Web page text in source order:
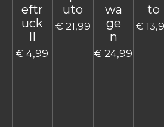
eftr
uck
€ 4,99
uto
€ 21,99
wa
ge
n
€ 24,99
to
€